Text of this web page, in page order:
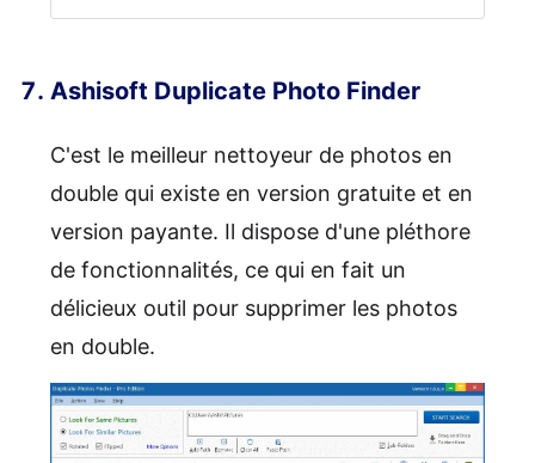
Ashisoft Duplicate Photo Finder
C'est le meilleur nettoyeur de photos en
double qui existe en version gratuite et en
version payante. Il dispose d'une pléthore
de fonctionnalités, ce qui en fait un
délicieux outil pour supprimer les photos
en double.